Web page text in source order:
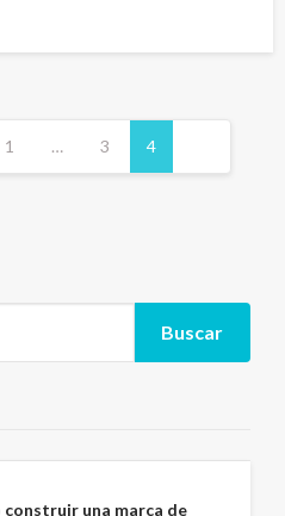
1 … 3 4
construir una marca de